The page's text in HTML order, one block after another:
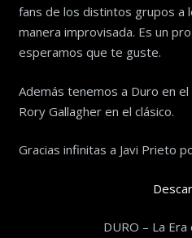
fans de los distintos grupos a
manera improvisada. Es un
esperamos que te guste.
Además tenemos a Duro en el
Rory Gallagher en el clásico.
Gracias infinitas a Javi Prieto
DURO – La